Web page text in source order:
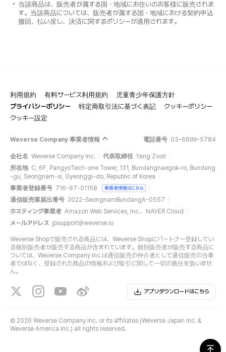
当該商品は、販売者が属する国・地域にお住いのお客様に販売されま
す。当該商品については、販売者が属する国・地域における契約申込
撤回、払い戻し、決済に関するポリシーが適用されます。
利用規約 有料サービス利用規約
児童青少年保護方針
プライバシーポリシー
特定商取引法に基づく表記
クッキーポリシー
クッキー設定
Weverse Company 事業者情報 電話番号 03-6899-5784
会社名 Weverse Company Inc. 代表取締役 Yang Zooil
所在地 C, 6F, PangyoTech-one Tower, 131, Bundangnaegok-ro, Bundang
-gu, Seongnam-si, Gyeonggi-do, Republic of Korea
事業者登録番号 716-87-01158 事業者情報はこちら
通信販売業届出番号 2022-SeongnamBundangA-0557
ホスティング事業者 Amazon Web Services, Inc.、NAVER Cloud
メールアドレス jpsupport@weverse.io
Weverse Shopで販売される商品には、Weverse Shopにパートナー登録してい
る個別販売者が販売する商品が含まれています。個別販売者が販売する商品に
ついては、Weverse Company Inc.は通信販売の仲介者として通信販売の当事
者ではなく、登録された商品の情報および取引に関して一切の責任を負いませ
ん。
アプリダウンロードはこちら
© 2026 Weverse Company Inc. or its affiliates (Weverse Japan Inc. &
Weverse America Inc.) all rights reserved.